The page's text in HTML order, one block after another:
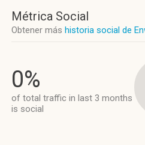
Métrica Social
Obtener más historia social de
0%
of total traffic in last 3 months
is social